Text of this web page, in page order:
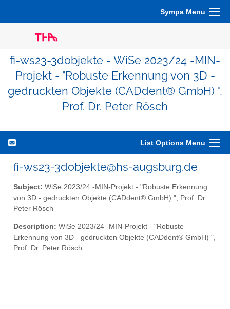
Sympa Menu
fi-ws23-3dobjekte - WiSe 2023/24 -MIN-
Projekt - "Robuste Erkennung von 3D -
gedruckten Objekte (CADdent® GmbH) ",
Prof. Dr. Peter Rösch
List Options Menu
fi-ws23-3dobjekte@hs-augsburg.de
Subject: WiSe 2023/24 -MIN-Projekt - "Robuste Erkennung
von 3D - gedruckten Objekte (CADdent® GmbH) ", Prof. Dr.
Peter Rösch
Description: WiSe 2023/24 -MIN-Projekt - "Robuste
Erkennung von 3D - gedruckten Objekte (CADdent® GmbH) ",
Prof. Dr. Peter Rösch